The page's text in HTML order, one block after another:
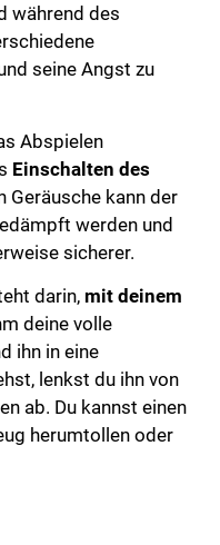
während des
seine Angst zu
Abspielen
Einschalten des
Geräusche kann der
werden und
sicherer.
darin, mit deinem
deine volle
ihn in eine
lenkst du ihn von
ab. Du kannst einen
herumtollen oder